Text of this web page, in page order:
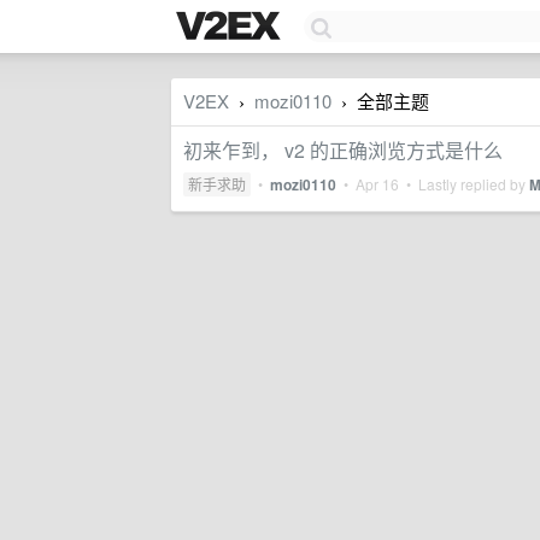
V2EX › mozi0110 › 全部主题
初来乍到， v2 的正确浏览方式是什么
新手求助 • mozi0110 • Apr 16 • Lastly replied by